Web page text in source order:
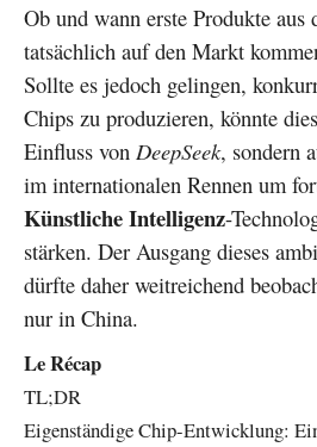
Ob und wann erste Produkte
tatsächlich auf den Markt
Sollte es jedoch gelingen,
Chips zu produzieren, könnte
Einfluss von DeepSeek, sondern
im internationalen Rennen um
Künstliche Intelligenz-
stärken. Der Ausgang dieses
dürfte daher weitreichend
nur in China.
Le Récap
TL;DR
Eigenständige Chip-Entwicklung: